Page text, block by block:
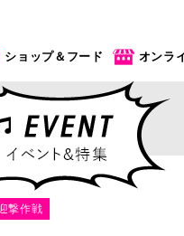
ショップ＆フード オンラ
撃作戦